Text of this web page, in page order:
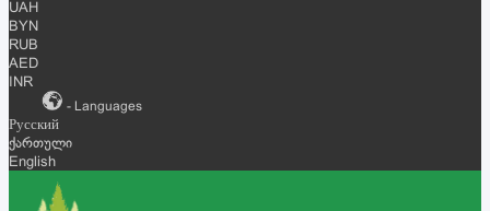
UAH
BYN
RUB
AED
INR
- Languages
Русский
ქართული
English